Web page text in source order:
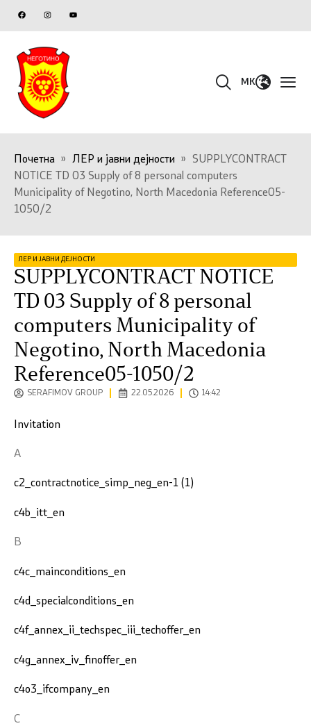
MK
Почетна » ЛЕР и јавни дејности »
SUPPLYCONTRACT
NOTICE TD 03 Supply of 8 personal computers
Municipality of Negotino, North Macedonia Reference05-
1050/2
ЛЕР И ЈАВНИ ДЕЈНОСТИ
SUPPLYCONTRACT NOTICE
TD 03 Supply of 8 personal
computers Municipality of
Negotino, North Macedonia
Reference05-1050/2
SERAFIMOV GROUP 22.05.2026 14:42
Invitation
A
c2_contractnotice_simp_neg_en-1 (1)
c4b_itt_en
B
c4c_mainconditions_en
c4d_specialconditions_en
c4f_annex_ii_techspec_iii_techoffer_en
c4g_annex_iv_finoffer_en
c4o3_ifcompany_en
C